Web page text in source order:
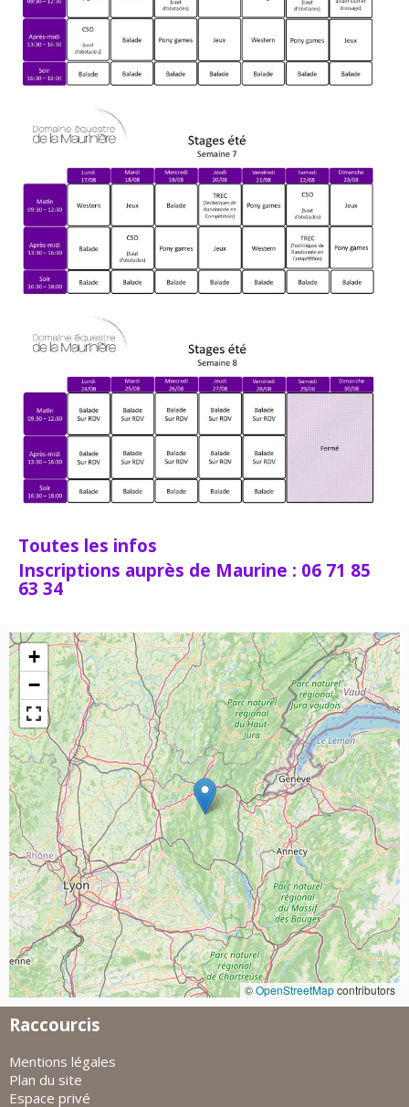
Toutes les infos
Inscriptions auprès de Maurine : 06 71 85
63 34
+
−
©OpenStreetMapcontributors
Raccourcis
Mentions légales
Plan du site
Espace privé